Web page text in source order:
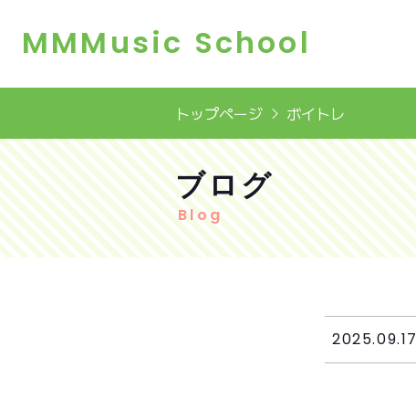
MMMusic School
トップページ ボイトレ
ブログ
Blog
2025.09.17